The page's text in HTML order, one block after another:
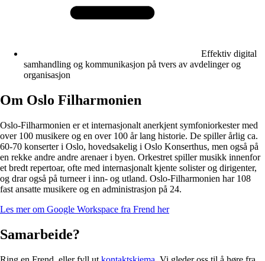
Effektiv digital
samhandling og kommunikasjon på tvers av avdelinger og
organisasjon
Om Oslo Filharmonien
Oslo-Filharmonien er et internasjonalt anerkjent symfoniorkester med
over 100 musikere og en over 100 år lang historie. De spiller årlig ca.
60-70 konserter i Oslo, hovedsakelig i Oslo Konserthus, men også på
en rekke andre andre arenaer i byen. Orkestret spiller musikk innenfor
et bredt repertoar, ofte med internasjonalt kjente solister og dirigenter,
og drar også på turneer i inn- og utland. Oslo-Filharmonien har 108
fast ansatte musikere og en administrasjon på 24.
Les mer om Google Workspace fra Frend her
Samarbeide?